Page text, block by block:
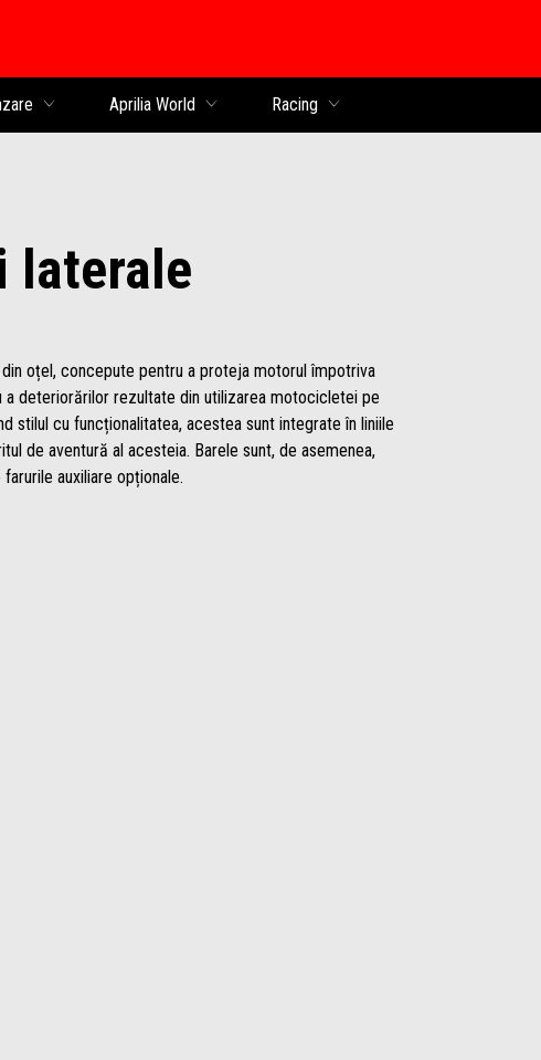
Aprilia World Racing
laterale
oțel, concepute pentru a proteja motorul împotriva
deteriorărilor rezultate din utilizarea motocicletei pe
stilul cu funcționalitatea, acestea sunt integrate în liniile
de aventură al acesteia. Barele sunt, de asemenea,
auxiliare opționale.